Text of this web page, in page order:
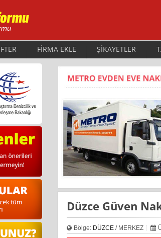
FİRMA EKLE ŞİKAYETLER
Düzce Güven
Bölge: DÜZCE/ MERKEZ